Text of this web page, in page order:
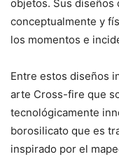
objetos. Sus diseños
conceptualmente y
los momentos e
Entre estos diseños
arte Cross-fire que
tecnológicamente
borosilicato que es
inspirado por el